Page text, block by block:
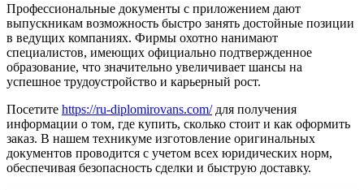
Профессиональные документы с приложением дают
выпускникам возможность быстро занять достойные позиции
в ведущих компаниях. Фирмы охотно нанимают
специалистов, имеющих официально подтвержденное
образование, что значительно увеличивает шансы на
успешное трудоустройство и карьерный рост.
Посетите https://ru-diplomirovans.com/для получения
информации о том, где купить, сколько стоит и как оформить
заказ. В нашем техникуме изготовление оригинальных
документов проводится с учетом всех юридических норм,
обеспечивая безопасность сделки и быструю доставку.